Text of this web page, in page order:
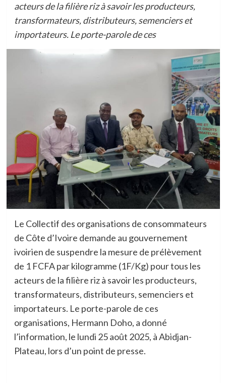
acteurs de la filière riz à savoir les producteurs,
transformateurs, distributeurs, semenciers et
importateurs. Le porte-parole de ces
Le Collectif des organisations de consommateurs
de Côte d’Ivoire demande au gouvernement
ivoirien de suspendre la mesure de prélèvement
de 1 FCFA par kilogramme (1F/Kg) pour tous les
acteurs de la filière riz à savoir les producteurs,
transformateurs, distributeurs, semenciers et
importateurs. Le porte-parole de ces
organisations, Hermann Doho, a donné
l’information, le lundi 25 août 2025, à Abidjan-
Plateau, lors d’un point de presse.